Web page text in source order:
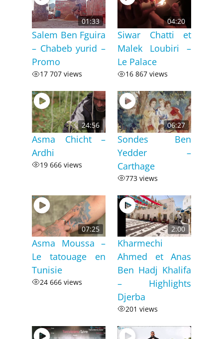
01:33
Salem Ben Fguira
– Chabeb yurid –
Promo
17 707 views
04:20
Siwar Chatti et
Malek Loubiri –
Le Palace
16 867 views
24:56
Asma Chicht –
Ardhi
19 666 views
06:27
Sondes Ben
Yedder –
Carthage
773 views
07:25
Asma Moussa –
Le tatouage en
Tunisie
24 666 views
2:00
Kharmechi
Ahmed et Anas
Ben Hadj Khalifa
– Highlights
Djerba
201 views